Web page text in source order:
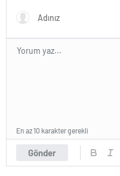
Gönder
En az 10 karakter gerekli